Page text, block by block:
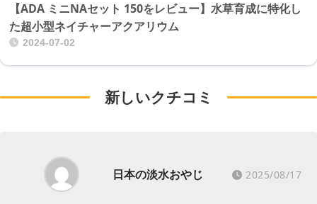
【ADA ミニNAセット 150をレビュー】水草育成に特化し
た超小型ネイチャーアクアリウム
2024-07-02
新しいクチコミ
日本の淡水おやじ 2025/08/17